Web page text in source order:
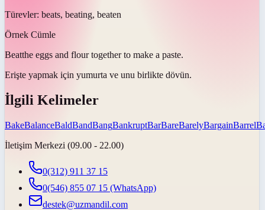
Türevler: beats, beating, beaten
Örnek Cümle
Beatthe eggs and flour together to make a paste.
Erişte yapmak için yumurta ve unu birlikte dövün.
İlgili Kelimeler
BakeBalanceBaldBandBangBankruptBarBareBarelyBargainBarrel
İletişim Merkezi (09.00 - 22.00)
0(312) 911 37 15
0(546) 855 07 15 (WhatsApp)
destek@uzmandil.com